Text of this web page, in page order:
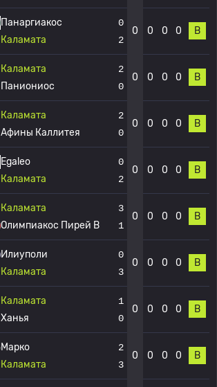
Панаргиакос
Каламата
0
2
0 0 0 0 В
Каламата
Паниониос
2
0
0 0 0 0 В
Каламата
Афины Каллитея
2
0
0 0 0 0 В
Egaleo
Каламата
0
2
0 0 0 0 В
Каламата
Олимпиакос Пирей B
3
1
0 0 0 0 В
Илиуполи
Каламата
0
3
0 0 0 0 В
Каламата
Ханья
1
0
0 0 0 0 В
Марко
Каламата
2
3
0 0 0 0 В